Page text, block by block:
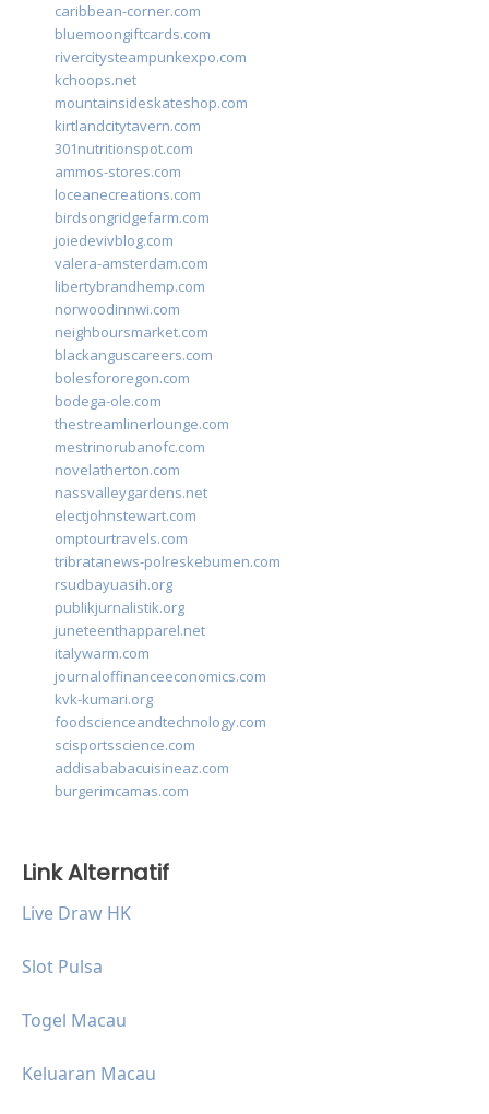
caribbean-corner.com
bluemoongiftcards.com
rivercitysteampunkexpo.com
kchoops.net
mountainsideskateshop.com
kirtlandcitytavern.com
301nutritionspot.com
ammos-stores.com
loceanecreations.com
birdsongridgefarm.com
joiedevivblog.com
valera-amsterdam.com
libertybrandhemp.com
norwoodinnwi.com
neighboursmarket.com
blackanguscareers.com
bolesfororegon.com
bodega-ole.com
thestreamlinerlounge.com
mestrinorubanofc.com
novelatherton.com
nassvalleygardens.net
electjohnstewart.com
omptourtravels.com
tribratanews-polreskebumen.com
rsudbayuasih.org
publikjurnalistik.org
juneteenthapparel.net
italywarm.com
journaloffinanceeconomics.com
kvk-kumari.org
foodscienceandtechnology.com
scisportsscience.com
addisababacuisineaz.com
burgerimcamas.com
Link Alternatif
Live Draw HK
Slot Pulsa
Togel Macau
Keluaran Macau